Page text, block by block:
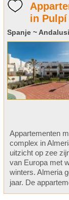
in Pulpí
Spanje ~
Appartementen
complex in
uitzicht op zee
van Europa met
winters. Almeria
jaar. De